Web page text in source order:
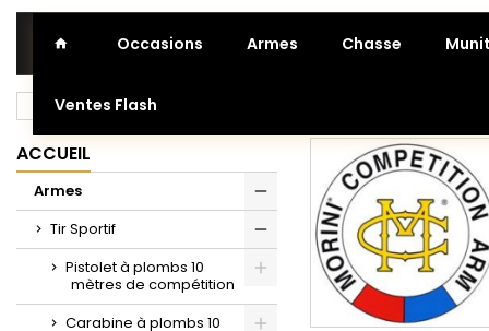
Occasions Armes Chasse
Ventes Flash
Accueil Armes
ACCUEIL
Armes
Tir Sportif
Pistolet à plombs 10
mètres de compétition
Carabine à plombs 10